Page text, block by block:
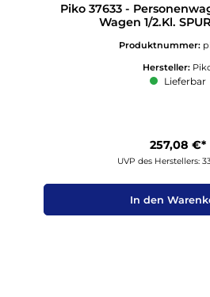
Piko 37633 -
Wagen 1/2.Kl.
Produktnummer:
Hersteller:
Lieferbar
257,08 €*
UVP des Herstellers:
In den